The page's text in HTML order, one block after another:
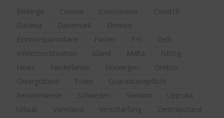
Blekinge Corona Coronavirus
Covid19
Dalarna
Dänemark
Einreise
Einreisequarantäne
Färöer FHI
Gelb
Infektionssituation
Island Malta
NBlog
News
Niederlande Norwegen
Örebro
Östergötland
Polen
Quarantänepflicht
Reisehinweise
Schweden Seeland
Uppsala
Urlaub
Värmland Verschärfung
Zentraljütland